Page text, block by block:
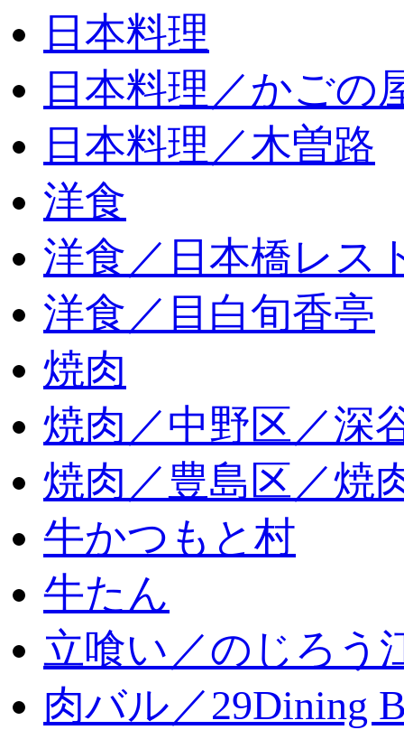
日本料理
日本料理／かごの
日本料理／木曽路
洋食
洋食／日本橋レス
洋食／目白旬香亭
焼肉
焼肉／中野区／深
焼肉／豊島区／焼
牛かつもと村
牛たん
立喰い／のじろう
肉バル／29Dining